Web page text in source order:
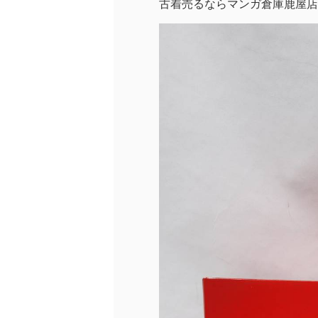
古着売るならマンガ倉庫鹿屋